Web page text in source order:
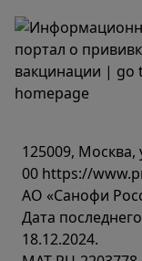
125009, Москва,
00 https://
АО «Санофи
Дата
18.12.2024.